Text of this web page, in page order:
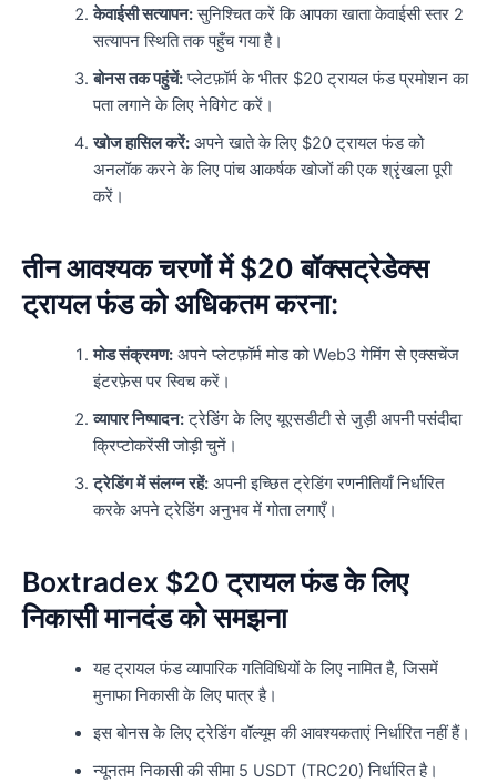
केवाईसी सत्यापन:सुनिश्चित करें कि आपका खाता केवाईसी स्तर 2
सत्यापन स्थिति तक पहुँच गया है।
बोनस तक पहुंचें:प्लेटफ़ॉर्म के भीतर $20 ट्रायल फंड प्रमोशन का
पता लगाने के लिए नेविगेट करें।
खोज हासिल करें:अपने खाते के लिए $20 ट्रायल फंड को
अनलॉक करने के लिए पांच आकर्षक खोजों की एक श्रृंखला पूरी
करें।
तीन आवश्यक चरणों में $20 बॉक्सट्रेडेक्स
ट्रायल फंड को अधिकतम करना:
मोड संक्रमण:अपने प्लेटफ़ॉर्म मोड को Web3 गेमिंग से एक्सचेंज
इंटरफ़ेस पर स्विच करें।
व्यापार निष्पादन:ट्रेडिंग के लिए यूएसडीटी से जुड़ी अपनी पसंदीदा
क्रिप्टोकरेंसी जोड़ी चुनें।
ट्रेडिंग में संलग्न रहें:अपनी इच्छित ट्रेडिंग रणनीतियाँ निर्धारित
करके अपने ट्रेडिंग अनुभव में गोता लगाएँ।
Boxtradex $20 ट्रायल फंड के लिए
निकासी मानदंड को समझना
यह ट्रायल फंड व्यापारिक गतिविधियों के लिए नामित है, जिसमें
मुनाफा निकासी के लिए पात्र है।
इस बोनस के लिए ट्रेडिंग वॉल्यूम की आवश्यकताएं निर्धारित नहीं हैं।
न्यूनतम निकासी की सीमा 5 USDT (TRC20) निर्धारित है।